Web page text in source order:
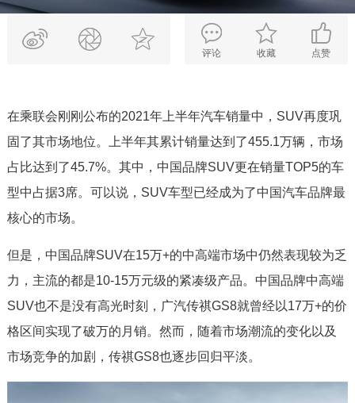
评论 收藏 点赞
在乘联会刚刚公布的2021年上半年汽车销量中，SUV再度巩
固了其市场地位。上半年其累计销量达到了455.1万辆，市场
占比达到了45.7%。其中，中国品牌SUV更在销量TOP5的车
型中占据3席。可以说，SUV车型已经成为了中国汽车品牌最
核心的市场。
但是，中国品牌SUV在15万+的中高端市场中仍然表现较为乏
力，主流的都是10-15万元级的紧凑级产品。中国品牌中高端
SUV也不是没有高光时刻，广汽传祺GS8就曾经以17万+的价
格区间实现了破万的月销。然而，随着市场潮流的变化以及
市场竞争的加剧，传祺GS8也逐步回归平淡。